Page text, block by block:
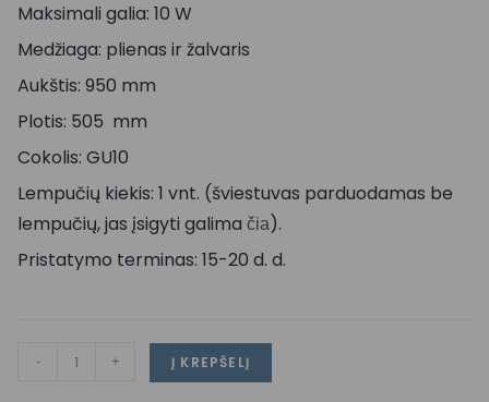
Maksimali galia: 10 W
Medžiaga: plienas ir žalvaris
Aukštis: 950 mm
Plotis: 505 mm
Cokolis: GU10
Lempučių kiekis: 1 vnt. (šviestuvas parduodamas be
lempučių, jas įsigyti galima čia).
Pristatymo terminas: 15-20 d. d.
- + Į KREPŠELĮ